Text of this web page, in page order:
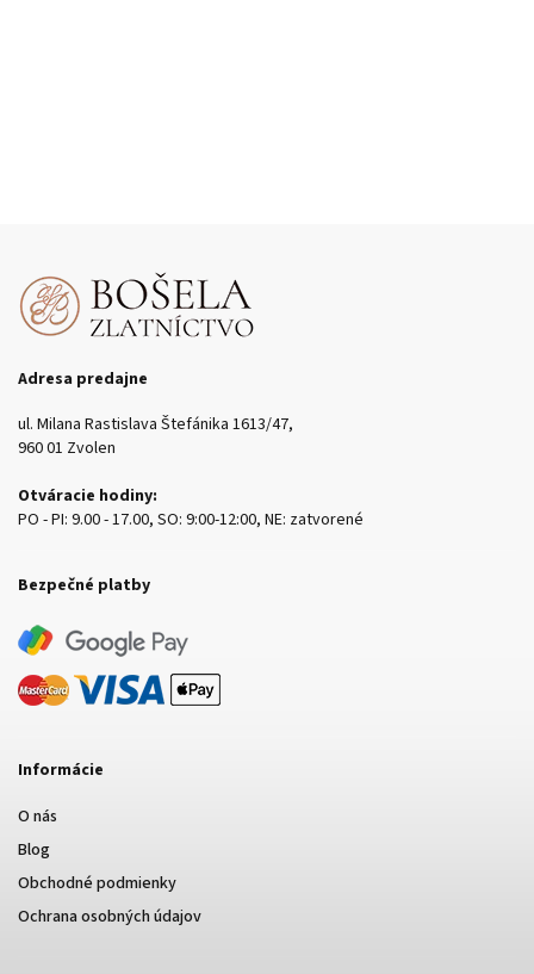
Adresa predajne
ul. Milana Rastislava Štefánika 1613/47,
960 01 Zvolen
Otváracie hodiny:
PO - PI: 9.00 - 17.00, SO: 9:00-12:00, NE: zatvorené
Bezpečné platby
Informácie
O nás
Blog
Obchodné podmienky
Ochrana osobných údajov